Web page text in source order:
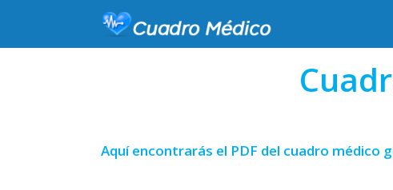
Aquí encontrarás el PDF del cuadro médico